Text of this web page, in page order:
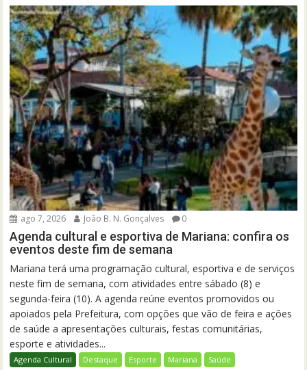
ago 7, 2026 João B. N. Gonçalves 0
Agenda cultural e esportiva de Mariana: confira os
eventos deste fim de semana
Mariana terá uma programação cultural, esportiva e de serviços
neste fim de semana, com atividades entre sábado (8) e
segunda-feira (10). A agenda reúne eventos promovidos ou
apoiados pela Prefeitura, com opções que vão de feira e ações
de saúde a apresentações culturais, festas comunitárias,
esporte e atividades...
Agenda Cultural Destaque Esporte Mariana Saúde